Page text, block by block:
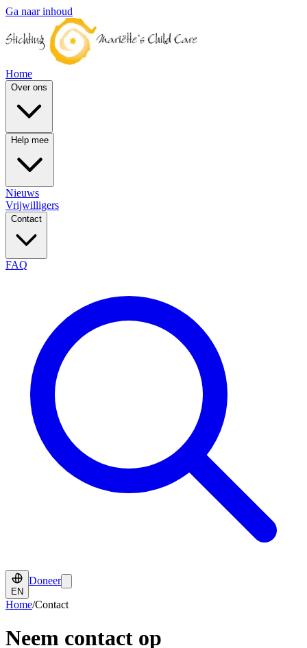
Ga naar inhoud
Home
Over ons
Help mee
Nieuws
Vrijwilligers
Contact
FAQ
EN
Doneer
Home/Contact
Neem contact op